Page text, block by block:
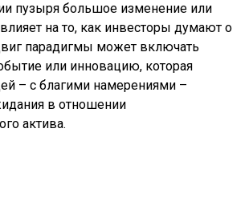
пузыря большое изменение или
на то, как инвесторы думают о
парадигмы может включать
или инновацию, которая
– с благими намерениями –
в отношении
актива.